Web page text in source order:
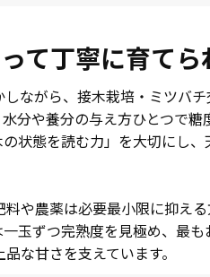
て丁寧に育てら
ながら、接木栽培・ミツバ
分や養分の与え方ひとつで糖
状態を読む力」を大切にし
や農薬は必要最小限に抑え
玉ずつ完熟度を見極め、最も
な甘さを支えています。